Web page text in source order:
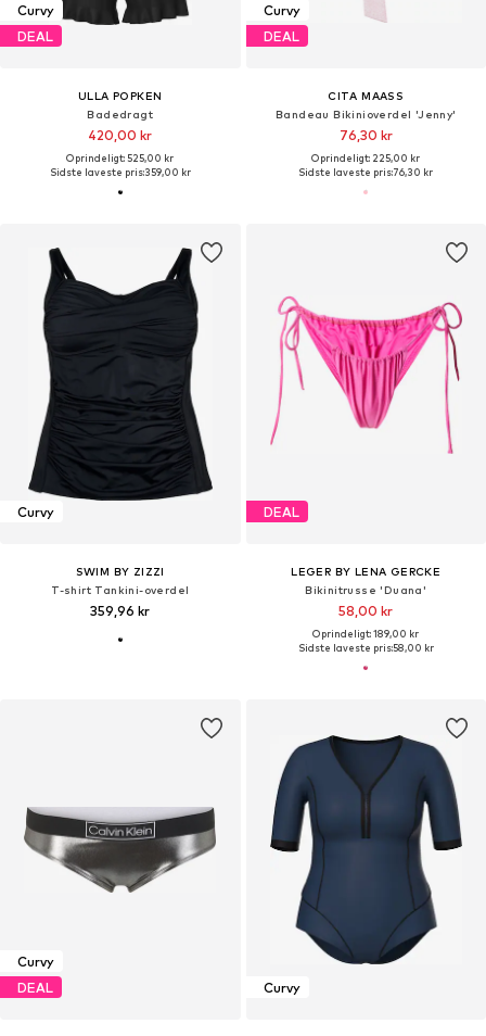
Curvy
DEAL
ULLA POPKEN
Badedragt
420,00 kr
Oprindeligt: 525,00 kr
Sidste laveste pris:359,00 kr
Curvy
DEAL
CITA MAASS
Bandeau Bikinioverdel 'Jenny'
76,30 kr
Oprindeligt: 225,00 kr
Sidste laveste pris:76,30 kr
Curvy
SWIM BY ZIZZI
T-shirt Tankini-overdel
359,96 kr
DEAL
LEGER BY LENA GERCKE
Bikinitrusse 'Duana'
58,00 kr
Oprindeligt: 189,00 kr
Sidste laveste pris:58,00 kr
Curvy
DEAL
Curvy